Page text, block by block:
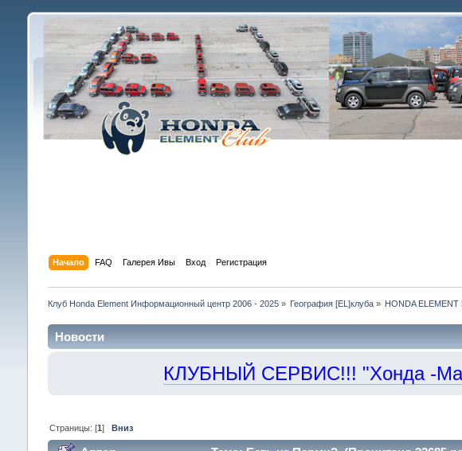
Начало FAQ Галерея Ивы Вход Регистрация
Клуб Honda Element Информационный центр 2006 - 2025» География [EL]клуба » HONDA ELEMENT
Новости
КЛУБНЫЙ СЕРВИС!!! "Хонда -
Страницы: [1] Вниз